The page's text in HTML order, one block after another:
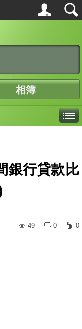
相簿
銀行貸款比
49
0 0